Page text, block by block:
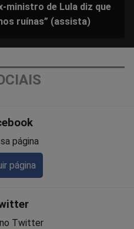
ministro de Lula diz que
ruínas” (assista)
página
página
Twitter